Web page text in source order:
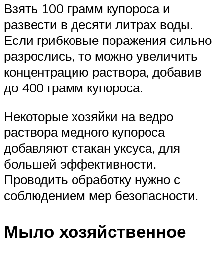
Взять 100 грамм купороса и
развести в десяти литрах воды.
Если грибковые поражения сильно
разрослись, то можно увеличить
концентрацию раствора, добавив
до 400 грамм купороса.
Некоторые хозяйки на ведро
раствора медного купороса
добавляют стакан уксуса, для
большей эффективности.
Проводить обработку нужно с
соблюдением мер безопасности.
Мыло хозяйственное